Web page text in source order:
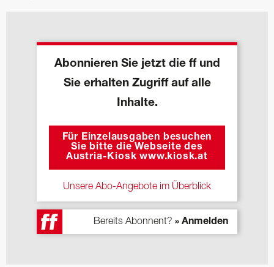
Abonnieren Sie jetzt die ff und
Sie erhalten Zugriff auf alle
Inhalte.
Für Einzelausgaben besuchen
Sie bitte die Webseite des
Austria-Kiosk www.kiosk.at
Unsere Abo-Angebote im Überblick
Bereits Abonnent? » Anmelden